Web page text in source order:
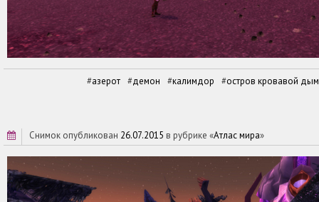
азерот демон калимдор остров кровавой
снимок опубликован 26.07.2015 в рубрике «Атлас мира»